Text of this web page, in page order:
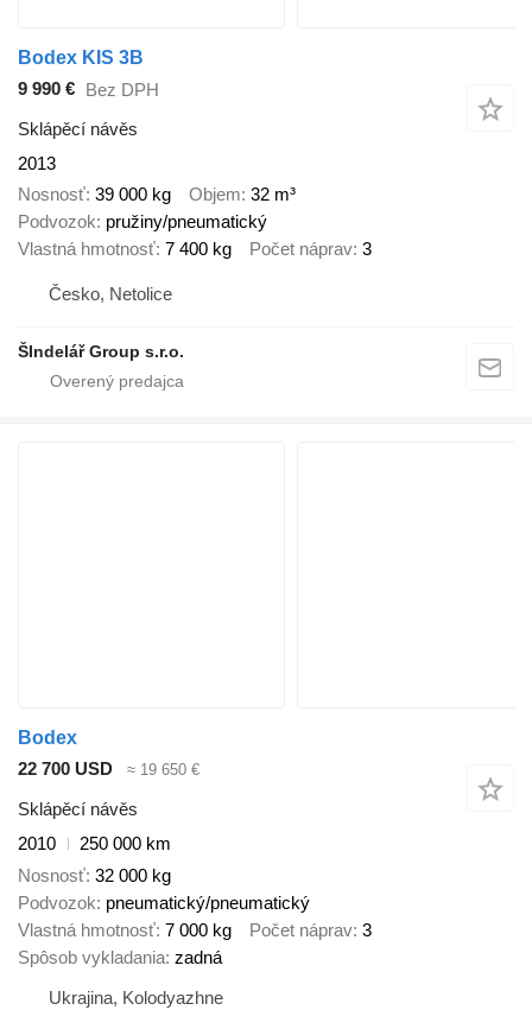
Bodex KIS 3B
9 990 € Bez DPH
Sklápěcí návěs
2013
Nosnosť 39 000 kg Objem 32 m³
Podvozok pružiny/pneumatický
Vlastná hmotnosť 7 400 kg Počet náprav 3
Česko, Netolice
ŠIndelář Group s.r.o.
Bodex
22 700 USD
≈ 19 650 €
Sklápěcí návěs
2010
250 000 km
Nosnosť 32 000 kg
Podvozok pneumatický/pneumatický
Vlastná hmotnosť 7 000 kg Počet náprav 3
Spôsob vykladania zadná
Ukrajina, Kolodyazhne